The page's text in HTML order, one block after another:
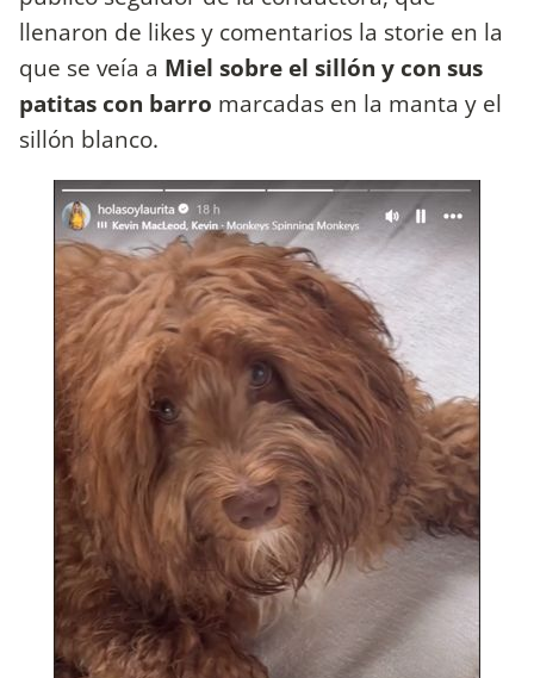
llenaron de likes y comentarios la storie en la
que se veía a Miel sobre el sillón y con sus
patitas con barro marcadas en la manta y el
sillón blanco.